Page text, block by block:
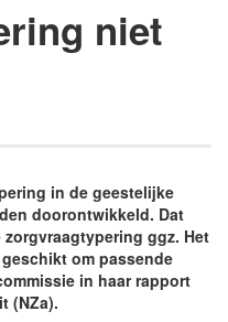
niet
in de geestelijke
doorontwikkeld. Dat
ggz. Het
om passende
in haar rapport
(NZa).